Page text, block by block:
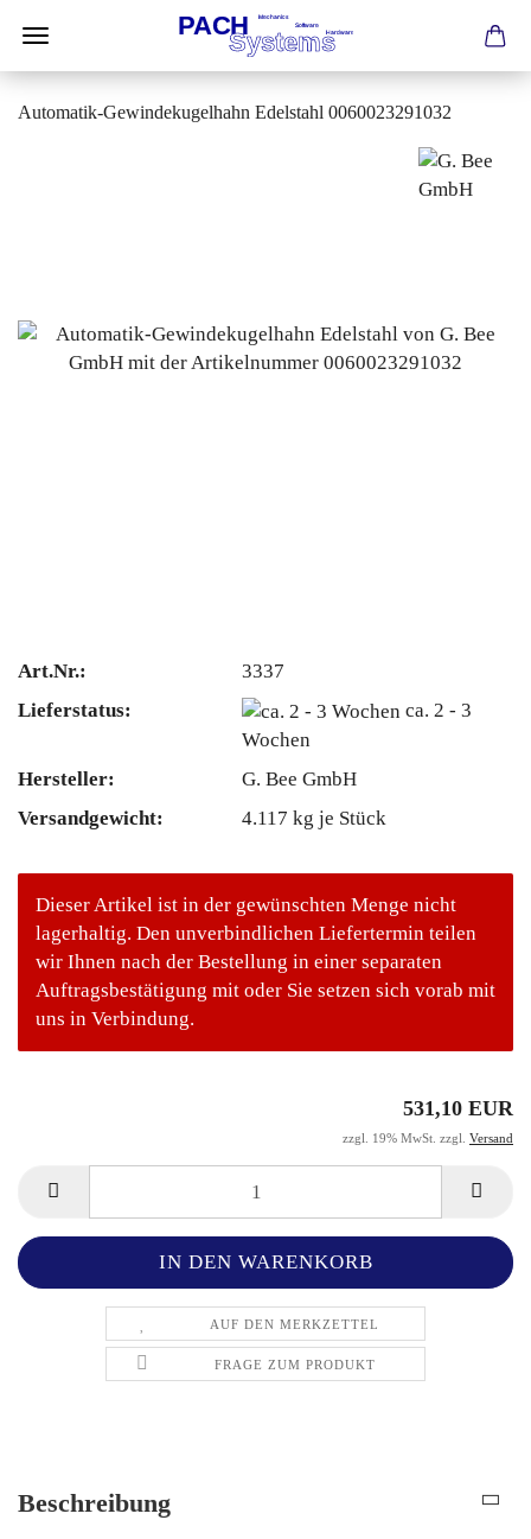
Automatik-Gewindekugelhahn Edelstahl 0060023291032
Art.Nr.:
3337
Lieferstatus:
ca. 2 - 3
Wochen
Hersteller:
G. Bee GmbH
Versandgewicht:
4.117 kg je Stück
Dieser Artikel ist in der gewünschten Menge nicht
lagerhaltig. Den unverbindlichen Liefertermin teilen
wir Ihnen nach der Bestellung in einer separaten
Auftragsbestätigung mit oder Sie setzen sich vorab mit
uns in Verbindung.
531,10 EUR
zzgl. 19% MwSt. zzgl. Versand
AUF DEN MERKZETTEL
FRAGE ZUM PRODUKT
Beschreibung